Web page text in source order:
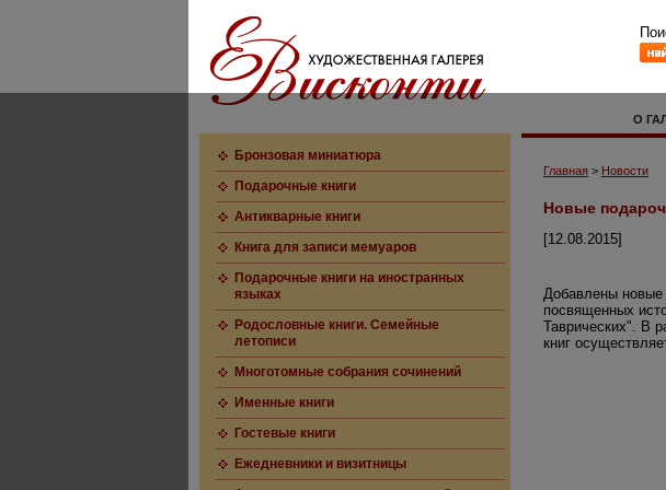
О
Бронзовая миниатюра
Подарочные книги
Антикварные книги
Книга для записи мемуаров
Подарочные книги на иностранных
языках
Родословные книги. Семейные
летописи
Многотомные собрания сочинений
Именные книги
Гостевые книги
Ежедневники и визитницы
Главная > Новости
Новые
[12.08.2015]
Добавлены новые
посвященных
Таврических". В
книг